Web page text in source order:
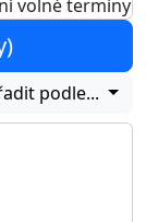
volné termíny
podle...